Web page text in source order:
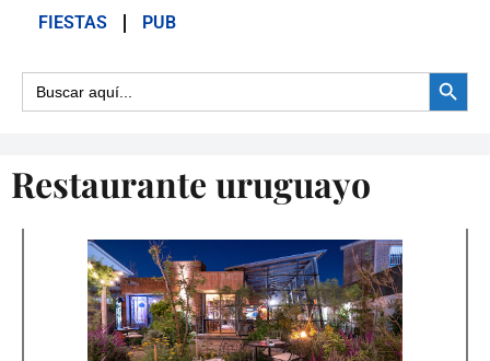
FIESTAS PUB
Buscar: Botón
Restaurante uruguayo